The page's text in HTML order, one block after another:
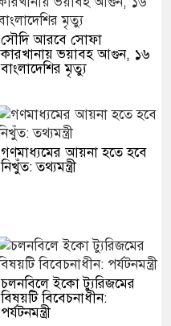
সৌদি আরবে সোফা
কারখানায় ভয়াবহ আগুন, ১৬
বাংলাদেশির মৃত্যু
গণমাধ্যমের আয়না হতে হবে
নিখুঁত: তথ্যমন্ত্রী
চলনবিলে ইকো ট্যুরিজমের
বিষয়টি বিবেচনাধীন:
পর্যটনমন্ত্রী